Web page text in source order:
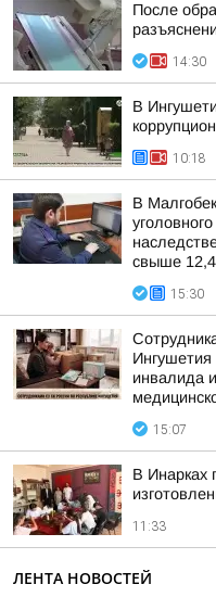
После
14:30
В
10:18
В
свыше
15:30
Ингушетия
инвалида
15:07
В Инарках
11:33
ЛЕНТА НОВОСТЕЙ